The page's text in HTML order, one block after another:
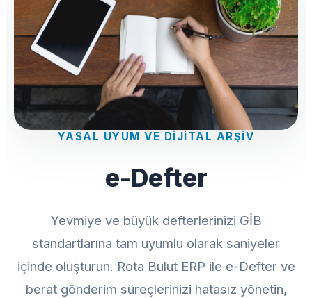
YASAL UYUM VE DIJITAL ARŞIV
e-Defter
Yevmiye ve büyük defterlerinizi GİB
standartlarına tam uyumlu olarak saniyeler
içinde oluşturun. Rota Bulut ERP ile e-Defter ve
berat gönderim süreçlerinizi hatasız yönetin,